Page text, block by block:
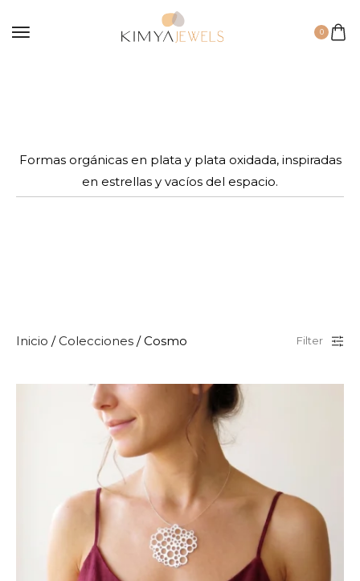
0
Formas orgánicas en plata y plata oxidada, inspiradas
en estrellas y vacíos del espacio.
Inicio / Colecciones / Cosmo Filter